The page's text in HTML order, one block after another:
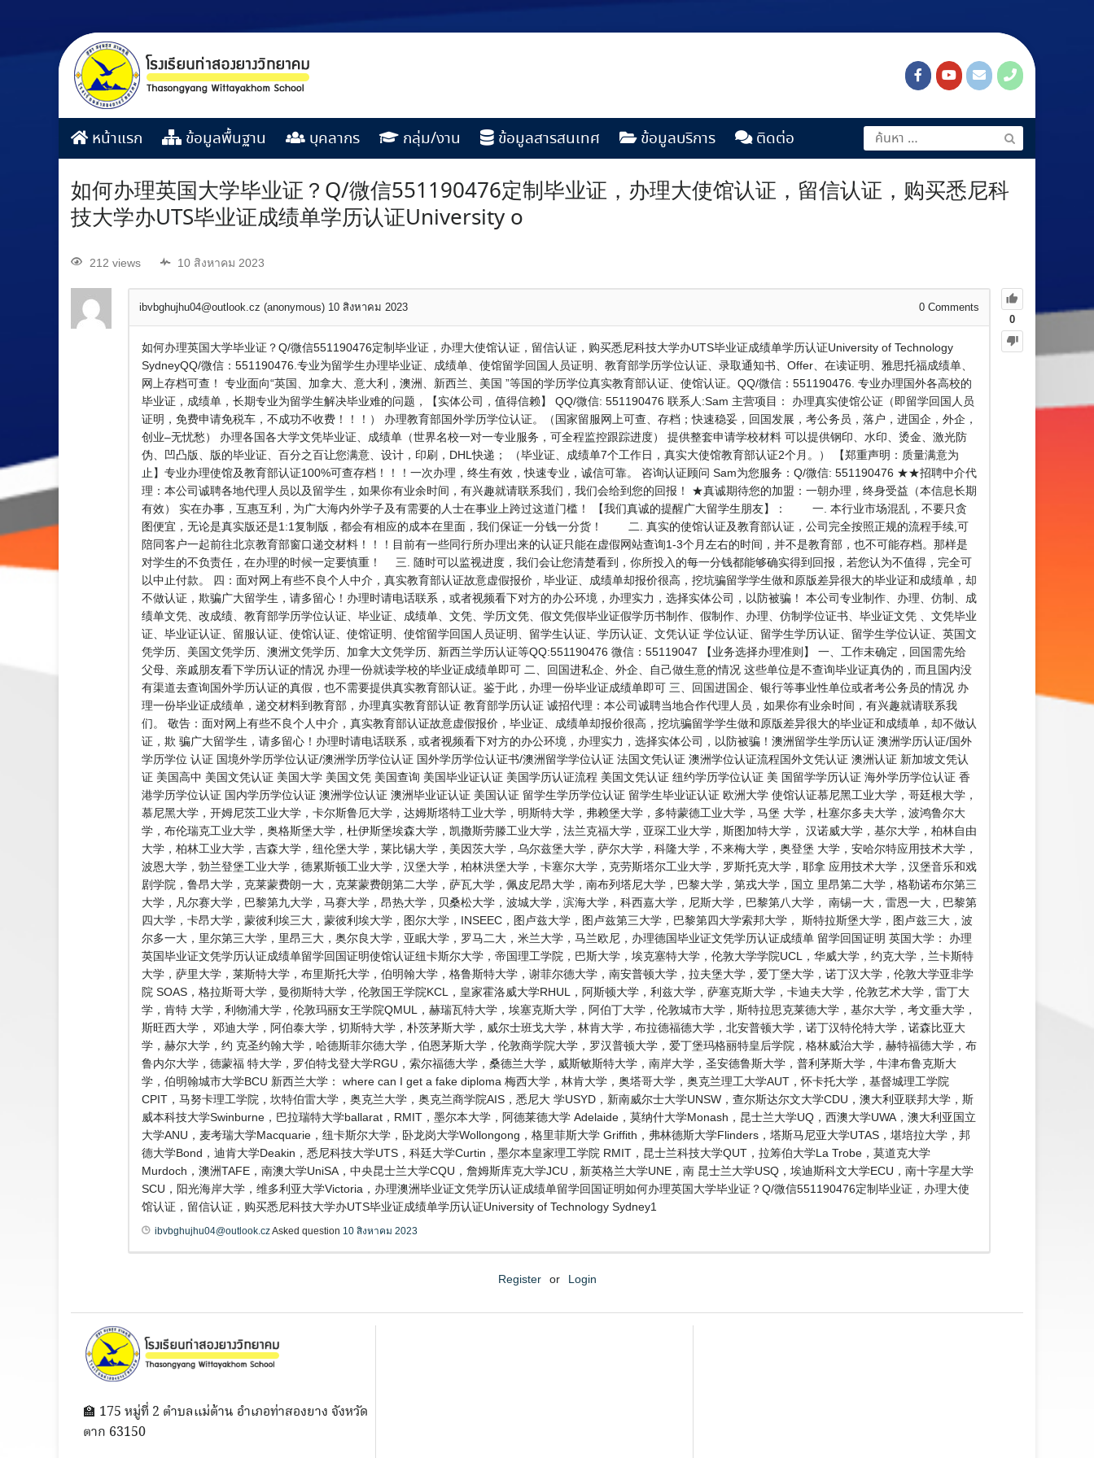
หน้าแรก ข้อมูลพื้นฐาน บุคลากร กลุ่ม/งาน ข้อมูลสารสนเทศ ข้อมูลบริการ ติดต่อ
如何办理英国大学毕业证？Q/微信551190476定制毕业证，办理大使馆认证，留信认证，购买悉尼科
技大学办UTS毕业证成绩单学历认证University o
212 views 10 สิงหาคม 2023
0
ibvbghujhu04@outlook.cz (anonymous) 10 สิงหาคม 2023 0 Comments
如何办理英国大学毕业证？Q/微信551190476定制毕业证，办理大使馆认证，留信认证，购买悉尼科技大学办UTS毕业证成绩单学历认证University of Technology
SydneyQQ/微信：551190476.专业为留学生办理毕业证、成绩单、使馆留学回国人员证明、教育部学历学位认证、录取通知书、Offer、在读证明、雅思托福成绩单、
网上存档可查！ 专业面向“英国、加拿大、意大利，澳洲、新西兰、美国 ”等国的学历学位真实教育部认证、使馆认证。QQ/微信：551190476. 专业办理国外各高校的
毕业证，成绩单，长期专业为留学生解决毕业难的问题，【实体公司，值得信赖】 QQ/微信: 551190476 联系人:Sam 主营项目： 办理真实使馆公证（即留学回国人员
证明，免费申请免税车，不成功不收费！！！） 办理教育部国外学历学位认证。（国家留服网上可查、存档；快速稳妥，回国发展，考公务员，落户，进国企，外企，
创业–无忧愁） 办理各国各大学文凭毕业证、成绩单（世界名校一对一专业服务，可全程监控跟踪进度） 提供整套申请学校材料 可以提供钢印、水印、烫金、激光防
伪、凹凸版、版的毕业证、百分之百让您满意、设计，印刷，DHL快递； （毕业证、成绩单7个工作日，真实大使馆教育部认证2个月。） 【郑重声明：质量满意为
止】专业办理使馆及教育部认证100%可查存档！！！一次办理，终生有效，快速专业，诚信可靠。 咨询认证顾问 Sam为您服务：Q/微信: 551190476 ★★招聘中介代
理：本公司诚聘各地代理人员以及留学生，如果你有业余时间，有兴趣就请联系我们，我们会给到您的回报！ ★真诚期待您的加盟：一朝办理，终身受益（本信息长期
有效） 实在办事，互惠互利，为广大海内外学子及有需要的人士在事业上跨过这道门槛！ 【我们真诚的提醒广大留学生朋友】： 一. 本行业市场混乱，不要只贪
图便宜，无论是真实版还是1:1复制版，都会有相应的成本在里面，我们保证一分钱一分货！ 二. 真实的使馆认证及教育部认证，公司完全按照正规的流程手续,可
陪同客户一起前往北京教育部窗口递交材料！！！目前有一些同行所办理出来的认证只能在虚假网站查询1-3个月左右的时间，并不是教育部，也不可能存档。那样是
对学生的不负责任，在办理的时候一定要慎重！ 三. 随时可以监视进度，我们会让您清楚看到，你所投入的每一分钱都能够确实得到回报，若您认为不值得，完全可
以中止付款。 四：面对网上有些不良个人中介，真实教育部认证故意虚假报价，毕业证、成绩单却报价很高，挖坑骗留学学生做和原版差异很大的毕业证和成绩单，却
不做认证，欺骗广大留学生，请多留心！办理时请电话联系，或者视频看下对方的办公环境，办理实力，选择实体公司，以防被骗！ 本公司专业制作、办理、仿制、成
绩单文凭、改成绩、教育部学历学位认证、毕业证、成绩单、文凭、学历文凭、假文凭假毕业证假学历书制作、假制作、办理、仿制学位证书、毕业证文凭 、文凭毕业
证、毕业证认证、留服认证、使馆认证、使馆证明、使馆留学回国人员证明、留学生认证、学历认证、文凭认证 学位认证、留学生学历认证、留学生学位认证、英国文
凭学历、美国文凭学历、澳洲文凭学历、加拿大文凭学历、新西兰学历认证等QQ:551190476 微信：55119047 【业务选择办理准则】 一、工作未确定，回国需先给
父母、亲戚朋友看下学历认证的情况 办理一份就读学校的毕业证成绩单即可 二、回国进私企、外企、自己做生意的情况 这些单位是不查询毕业证真伪的，而且国内没
有渠道去查询国外学历认证的真假，也不需要提供真实教育部认证。鉴于此，办理一份毕业证成绩单即可 三、回国进国企、银行等事业性单位或者考公务员的情况 办
理一份毕业证成绩单，递交材料到教育部，办理真实教育部认证 教育部学历认证 诚招代理：本公司诚聘当地合作代理人员，如果你有业余时间，有兴趣就请联系我
们。 敬告：面对网上有些不良个人中介，真实教育部认证故意虚假报价，毕业证、成绩单却报价很高，挖坑骗留学学生做和原版差异很大的毕业证和成绩单，却不做认
证，欺 骗广大留学生，请多留心！办理时请电话联系，或者视频看下对方的办公环境，办理实力，选择实体公司，以防被骗！澳洲留学生学历认证 澳洲学历认证/国外
学历学位 认证 国境外学历学位认证/澳洲学历学位认证 国外学历学位认证书/澳洲留学学位认证 法国文凭认证 澳洲学位认证流程国外文凭认证 澳洲认证 新加坡文凭认
证 美国高中 美国文凭认证 美国大学 美国文凭 美国查询 美国毕业证认证 美国学历认证流程 美国文凭认证 纽约学历学位认证 美 国留学学历认证 海外学历学位认证 香
港学历学位认证 国内学历学位认证 澳洲学位认证 澳洲毕业证认证 美国认证 留学生学历学位认证 留学生毕业证认证 欧洲大学 使馆认证慕尼黑工业大学，哥廷根大学，
慕尼黑大学，开姆尼茨工业大学，卡尔斯鲁厄大学，达姆斯塔特工业大学，明斯特大学，弗赖堡大学，多特蒙德工业大学，马堡 大学，杜塞尔多夫大学，波鸿鲁尔大
学，布伦瑞克工业大学，奥格斯堡大学，杜伊斯堡埃森大学，凯撒斯劳滕工业大学，法兰克福大学，亚琛工业大学，斯图加特大学， 汉诺威大学，基尔大学，柏林自由
大学，柏林工业大学，吉森大学，纽伦堡大学，莱比锡大学，美因茨大学，乌尔兹堡大学，萨尔大学，科隆大学，不来梅大学，奥登堡 大学，安哈尔特应用技术大学，
波恩大学，勃兰登堡工业大学，德累斯顿工业大学，汉堡大学，柏林洪堡大学，卡塞尔大学，克劳斯塔尔工业大学，罗斯托克大学，耶拿 应用技术大学，汉堡音乐和戏
剧学院，鲁昂大学，克莱蒙费朗一大，克莱蒙费朗第二大学，萨瓦大学，佩皮尼昂大学，南布列塔尼大学，巴黎大学，第戎大学，国立 里昂第二大学，格勒诺布尔第三
大学，凡尔赛大学，巴黎第九大学，马赛大学，昂热大学，贝桑松大学，波城大学，滨海大学，科西嘉大学，尼斯大学，巴黎第八大学， 南锡一大，雷恩一大，巴黎第
四大学，卡昂大学，蒙彼利埃三大，蒙彼利埃大学，图尔大学，INSEEC，图卢兹大学，图卢兹第三大学，巴黎第四大学索邦大学， 斯特拉斯堡大学，图卢兹三大，波
尔多一大，里尔第三大学，里昂三大，奥尔良大学，亚眠大学，罗马二大，米兰大学，马兰欧尼，办理德国毕业证文凭学历认证成绩单 留学回国证明 英国大学： 办理
英国毕业证文凭学历认证成绩单留学回国证明使馆认证纽卡斯尔大学，帝国理工学院，巴斯大学，埃克塞特大学，伦敦大学学院UCL，华威大学，约克大学，兰卡斯特
大学，萨里大学，莱斯特大学，布里斯托大学，伯明翰大学，格鲁斯特大学，谢菲尔德大学，南安普顿大学，拉夫堡大学，爱丁堡大学，诺丁汉大学，伦敦大学亚非学
院 SOAS，格拉斯哥大学，曼彻斯特大学，伦敦国王学院KCL，皇家霍洛威大学RHUL，阿斯顿大学，利兹大学，萨塞克斯大学，卡迪夫大学，伦敦艺术大学，雷丁大
学，肯特 大学，利物浦大学，伦敦玛丽女王学院QMUL，赫瑞瓦特大学，埃塞克斯大学，阿伯丁大学，伦敦城市大学，斯特拉思克莱德大学，基尔大学，考文垂大学，
斯旺西大学， 邓迪大学，阿伯泰大学，切斯特大学，朴茨茅斯大学，威尔士班戈大学，林肯大学，布拉德福德大学，北安普顿大学，诺丁汉特伦特大学，诺森比亚大
学，赫尔大学，约 克圣约翰大学，哈德斯菲尔德大学，伯恩茅斯大学，伦敦商学院大学，罗汉普顿大学，爱丁堡玛格丽特皇后学院，格林威治大学，赫特福德大学，布
鲁内尔大学，德蒙福 特大学，罗伯特戈登大学RGU，索尔福德大学，桑德兰大学，威斯敏斯特大学，南岸大学，圣安德鲁斯大学，普利茅斯大学，牛津布鲁克斯大
学，伯明翰城市大学BCU 新西兰大学： where can I get a fake diploma 梅西大学，林肯大学，奥塔哥大学，奥克兰理工大学AUT，怀卡托大学，基督城理工学院
CPIT，马努卡理工学院，坎特伯雷大学，奥克兰大学，奥克兰商学院AIS，悉尼大 学USYD，新南威尔士大学UNSW，查尔斯达尔文大学CDU，澳大利亚联邦大学，斯
威本科技大学Swinburne，巴拉瑞特大学ballarat，RMIT，墨尔本大学，阿德莱德大学 Adelaide，莫纳什大学Monash，昆士兰大学UQ，西澳大学UWA，澳大利亚国立
大学ANU，麦考瑞大学Macquarie，纽卡斯尔大学，卧龙岗大学Wollongong，格里菲斯大学 Griffith，弗林德斯大学Flinders，塔斯马尼亚大学UTAS，堪培拉大学，邦
德大学Bond，迪肯大学Deakin，悉尼科技大学UTS，科廷大学Curtin，墨尔本皇家理工学院 RMIT，昆士兰科技大学QUT，拉筹伯大学La Trobe，莫道克大学
Murdoch，澳洲TAFE，南澳大学UniSA，中央昆士兰大学CQU，詹姆斯库克大学JCU，新英格兰大学UNE，南 昆士兰大学USQ，埃迪斯科文大学ECU，南十字星大学
SCU，阳光海岸大学，维多利亚大学Victoria，办理澳洲毕业证文凭学历认证成绩单留学回国证明如何办理英国大学毕业证？Q/微信551190476定制毕业证，办理大使
馆认证，留信认证，购买悉尼科技大学办UTS毕业证成绩单学历认证University of Technology Sydney1
ibvbghujhu04@outlook.czAsked question 10 สิงหาคม 2023
Register or Login
🏫 175 หมู่ที่ 2 ตำบลแม่ต้าน อำเภอท่าสองยาง จังหวัด
ตาก 63150